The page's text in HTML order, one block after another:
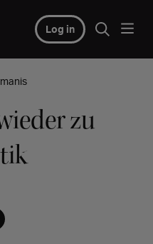
Log in
zu